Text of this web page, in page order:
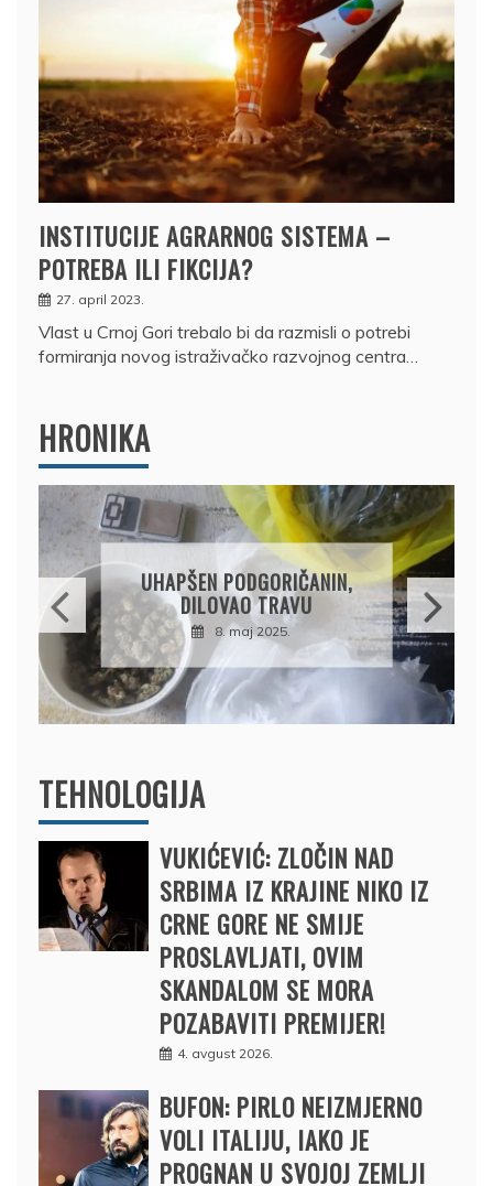
INSTITUCIJE AGRARNOG SISTEMA –
POTREBA ILI FIKCIJA?
27. april 2023.
Vlast u Crnoj Gori trebalo bi da razmisli o potrebi
formiranja novog istraživačko razvojnog centra…
HRONIKA
DRŽAVLJANIN RUSIJE
OSUMNJIČEN DA JE
PRODAO TUĐI BMW,
DRŽAVU NAPUSTIO
BRODOM
12. februar 2025.
TEHNOLOGIJA
VUKIĆEVIĆ: ZLOČIN NAD
SRBIMA IZ KRAJINE NIKO IZ
CRNE GORE NE SMIJE
PROSLAVLJATI, OVIM
SKANDALOM SE MORA
POZABAVITI PREMIJER!
4. avgust 2026.
BUFON: PIRLO NEIZMJERNO
VOLI ITALIJU, IAKO JE
PROGNAN U SVOJOJ ZEMLJI